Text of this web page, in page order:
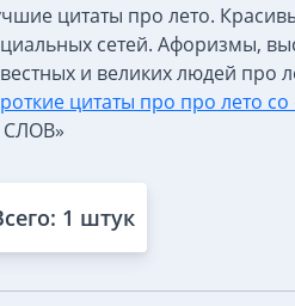
цитаты про лето.
сетей. Афоризмы,
и великих людей про
цитаты про про лето
СЛОВ»
1 штук